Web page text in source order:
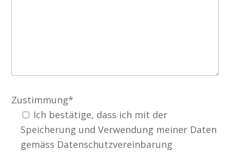
Zustimmung*
Ich bestätige, dass ich mit der
Speicherung und Verwendung meiner Daten
gemäss Datenschutzvereinbarung